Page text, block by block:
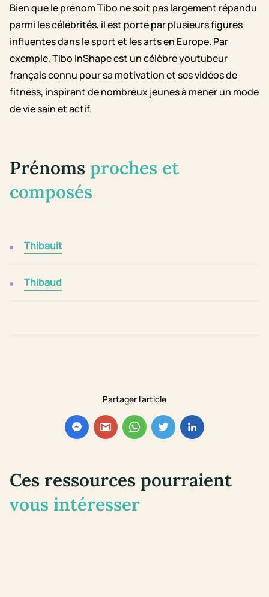
Partager l'article
Bien que le prénom Tibo ne soit pas largement répandu
parmi les célébrités, il est porté par plusieurs figures
influentes dans le sport et les arts en Europe. Par
exemple, Tibo InShape est un célèbre youtubeur
français connu pour sa motivation et ses vidéos de
fitness, inspirant de nombreux jeunes à mener un mode
de vie sain et actif.
Prénoms proches et
composés
Thibault
Thibaud
Ces ressources pourraient
vous intéresser